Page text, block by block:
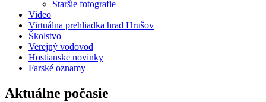
Staršie fotografie
Video
Virtuálna prehliadka hrad Hrušov
Školstvo
Verejný vodovod
Hostianske novinky
Farské oznamy
Aktuálne počasie